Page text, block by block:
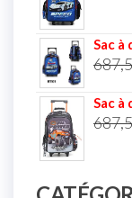
Sac
Sac